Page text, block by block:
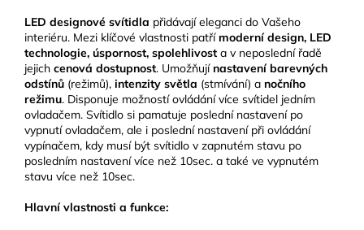
LED designové svítidla přidávají eleganci do Vašeho
interiéru. Mezi klíčové vlastnosti patřímoderní design, LED
technologie, úspornost, spolehlivost a v neposlední řadě
jejich cenová dostupnost. Umožňujínastavení barevných
odstínů (režimů), intenzity světla (stmívání) a nočního
režimu. Disponuje možností ovládání více svítidel jedním
ovladačem. Svítidlo si pamatuje poslední nastavení po
vypnutí ovladačem, ale i poslední nastavení při ovládání
vypínačem, kdy musí být svítidlo v zapnutém stavu po
posledním nastavení více než 10sec. a také ve vypnutém
stavu více než 10sec.
Hlavní vlastnosti a funkce: